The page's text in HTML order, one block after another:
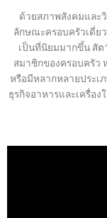
ด้วยสภาพสังคมและ
ลักษณะครอบครัวเดี่ย
เป็นที่นิยมมากขึ้น สัต
สมาชิกของครอบครัว
หรือมีหลากหลายประเ
ธุรกิจอาหารและเครื่อง